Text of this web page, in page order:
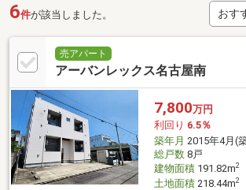
6件が該当しました。
売アパート
アーバンレックス名古屋南
7,800万円
利回り 6.5％
築年月 2015年4月(
総戸数8戸
建物面積191.82m2
土地面積218.44m2